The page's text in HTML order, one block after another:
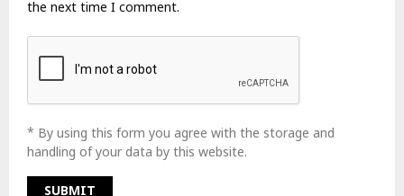
the next time I comment.
* By using this form you agree with the storage and
handling of your data by this website.